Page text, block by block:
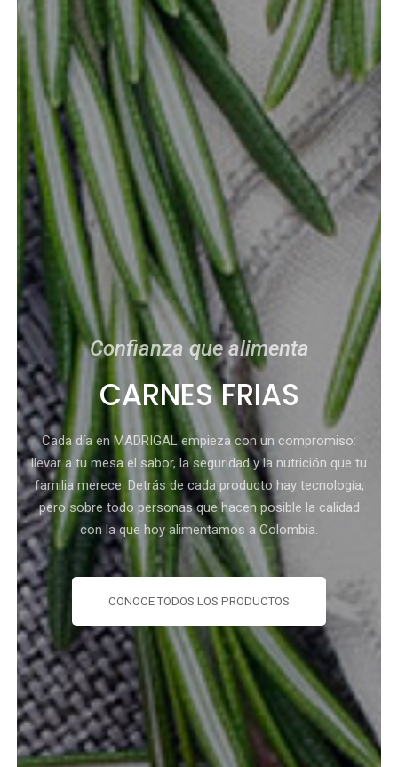
Confianza que alimenta
CARNES FRIAS
Cada día en MADRIGAL empieza con un compromiso:
llevar a tu mesa el sabor, la seguridad y la nutrición que tu
familia merece. Detrás de cada producto hay tecnología,
pero sobre todo personas que hacen posible la calidad
con la que hoy alimentamos a Colombia.
CONOCE TODOS LOS PRODUCTOS